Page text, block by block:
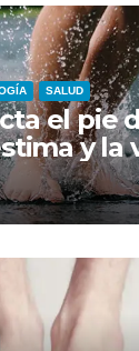
SALUD
el pie
y la